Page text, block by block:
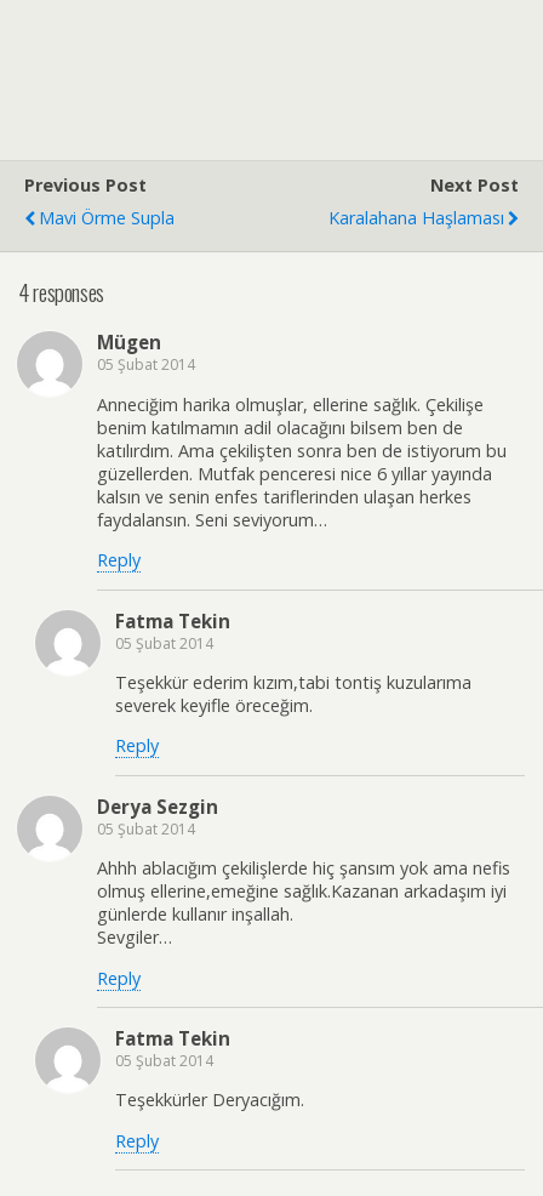
Previous Post
Mavi Örme Supla
Next Post
Karalahana Haşlaması
4 responses
Mügen
05 Şubat 2014
Anneciğim harika olmuşlar, ellerine sağlık. Çekilişe
benim katılmamın adil olacağını bilsem ben de
katılırdım. Ama çekilişten sonra ben de istiyorum bu
güzellerden. Mutfak penceresi nice 6 yıllar yayında
kalsın ve senin enfes tariflerinden ulaşan herkes
faydalansın. Seni seviyorum…
Reply
Fatma Tekin
05 Şubat 2014
Teşekkür ederim kızım,tabi tontiş kuzularıma
severek keyifle öreceğim.
Reply
Derya Sezgin
05 Şubat 2014
Ahhh ablacığım çekilişlerde hiç şansım yok ama nefis
olmuş ellerine,emeğine sağlık.Kazanan arkadaşım iyi
günlerde kullanır inşallah.
Sevgiler…
Reply
Fatma Tekin
05 Şubat 2014
Teşekkürler Deryacığım.
Reply